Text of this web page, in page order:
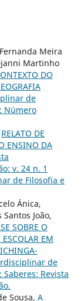
Meira
Martinho
DO
de
Número
RELATO DE
ENSINO DA
v. 24 n. 1
de Filosofia e
Ánica,
João,
SOBRE O
EM
de
Saberes: Revista
Sousa, A